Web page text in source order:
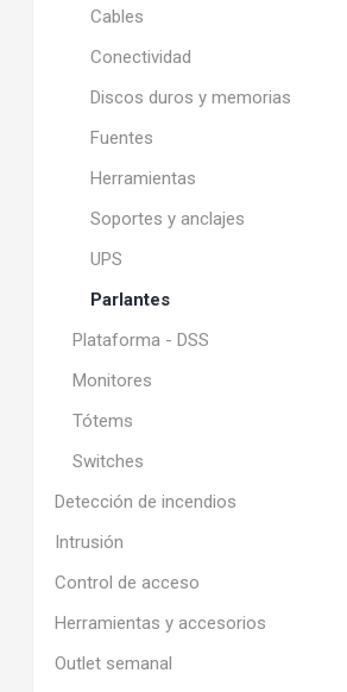
Cables
Conectividad
Discos duros y memorias
Fuentes
Herramientas
Soportes y anclajes
UPS
Parlantes
Plataforma - DSS
Monitores
Tótems
Switches
Detección de incendios
Intrusión
Control de acceso
Herramientas y accesorios
Outlet semanal